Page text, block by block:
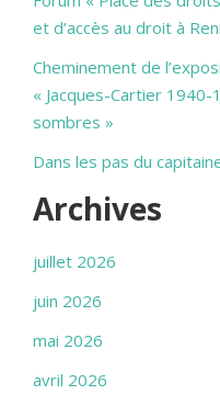
et d’accès au droit à
Cheminement de
« Jacques-Cartier
sombres »
Dans les pas du
Archives
juillet 2026
juin 2026
mai 2026
avril 2026